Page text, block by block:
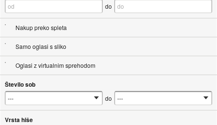
do
Nakup preko spleta
Samo oglasi s sliko
Oglasi z virtualnim sprehodom
Število sob
do
Vrsta hiše